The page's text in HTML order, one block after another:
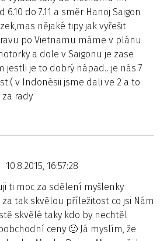
do 7.11 a směr Hanoj Saigon
nějaké tipy jak vyřešit
po Vietnamu máme v plánu
a dole v Saigonu je zase
jestli je to dobrý nápad…je nás 7
v Indonésii jsme dali ve 2 a to
rady
10.8.2015, 16:57:28
ti moc za sdělení myšlenky
tak skvělou příležitost co jsi Nám
skvělé taky kdo by nechtěl
ceny 🙂 Já myslím, že